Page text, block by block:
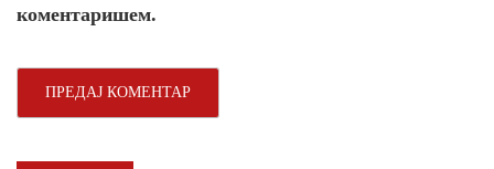
коментаришем.